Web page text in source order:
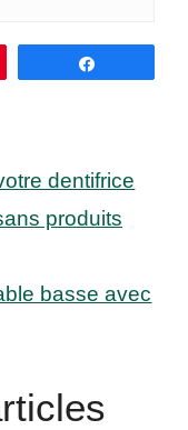
dentifrice
produits
basse avec